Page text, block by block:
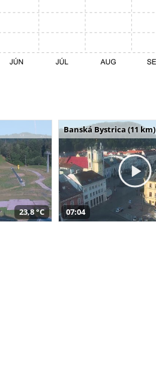
23,8 °C
Banská Bystrica (11 km)
07:04